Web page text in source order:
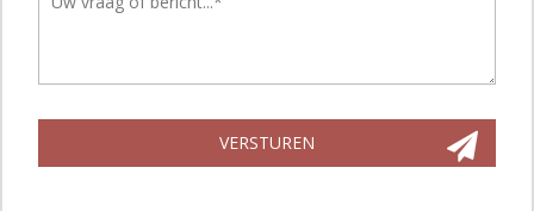
VERSTUREN